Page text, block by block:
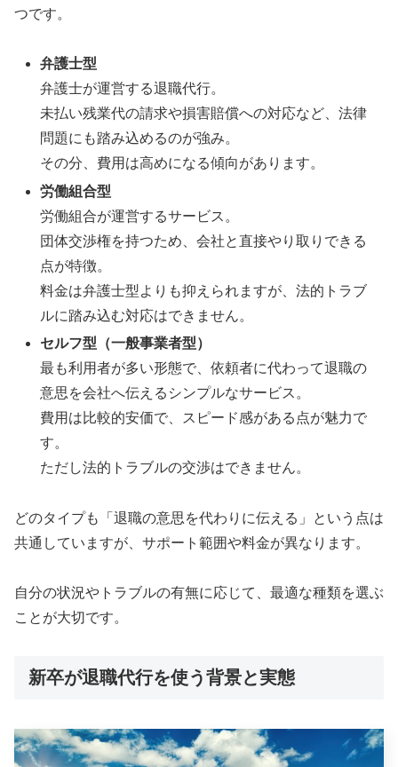
つです。
弁護士型
弁護士が運営する退職代行。
未払い残業代の請求や損害賠償への対応など、法律
問題にも踏み込めるのが強み。
その分、費用は高めになる傾向があります。
労働組合型
労働組合が運営するサービス。
団体交渉権を持つため、会社と直接やり取りできる
点が特徴。
料金は弁護士型よりも抑えられますが、法的トラブ
ルに踏み込む対応はできません。
セルフ型（一般事業者型）
最も利用者が多い形態で、依頼者に代わって退職の
意思を会社へ伝えるシンプルなサービス。
費用は比較的安価で、スピード感がある点が魅力で
す。
ただし法的トラブルの交渉はできません。
どのタイプも「退職の意思を代わりに伝える」という点は
共通していますが、サポート範囲や料金が異なります。
自分の状況やトラブルの有無に応じて、最適な種類を選ぶ
ことが大切です。
新卒が退職代行を使う背景と実態